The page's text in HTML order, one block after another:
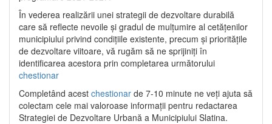
În vederea realizării unei strategii de dezvoltare durabilă
care să reflecte nevoile și gradul de mulțumire al cetățenilor
municipiului privind condițiile existente, precum și prioritățile
de dezvoltare viitoare, vă rugăm să ne sprijiniți în
identificarea acestora prin completarea următorului
chestionar
Completând acest chestionar de 7-10 minute ne veți ajuta să
colectam cele mai valoroase informații pentru redactarea
Strategiei de Dezvoltare Urbană a Municipiului Slatina.